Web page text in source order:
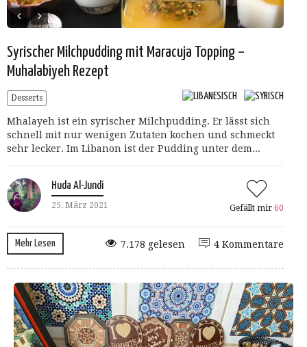
Syrischer Milchpudding mit Maracuja Topping –
Muhalabiyeh Rezept
Desserts
Mhalayeh ist ein syrischer Milchpudding. Er lässt sich
schnell mit nur wenigen Zutaten kochen und schmeckt
sehr lecker. Im Libanon ist der Pudding unter dem...
Huda Al-Jundi
25. März 2021 Gefällt mir 60
Mehr Lesen 4 Kommentare
7.178 gelesen